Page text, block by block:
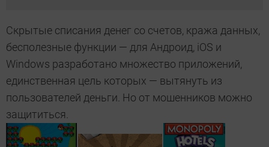
Скрытые списания денег со счетов, кража данных,
бесполезные функции — для Андроид, iOS и
Windows разработано множество приложений,
единственная цель которых — вытянуть из
пользователей деньги. Но от мошенников можно
защититься.